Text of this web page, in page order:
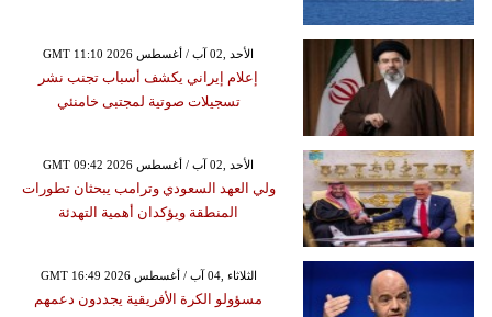
GMT 11:10 2026 الأحد ,02 آب / أغسطس
إعلام إيراني يكشف أسباب تجنب نشر
تسجيلات صوتية لمجتبى خامنئي
GMT 09:42 2026 الأحد ,02 آب / أغسطس
ولي العهد السعودي وترامب يبحثان تطورات
المنطقة ويؤكدان أهمية التهدئة
GMT 16:49 2026 الثلاثاء ,04 آب / أغسطس
مسؤولو الكرة الأفريقية يجددون دعمهم